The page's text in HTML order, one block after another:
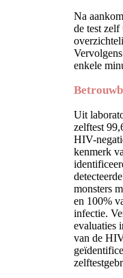
Na
de test zelf
enkele
Uit
zelftest
HIV-
kenmerk
monsters
en 100%
infectie.
evaluaties
van de